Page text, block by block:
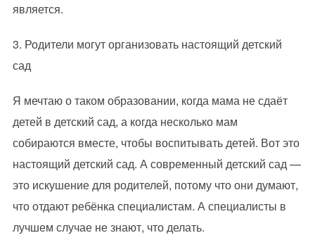
является.
3. Родители могут организовать настоящий детский
сад
Я мечтаю о таком образовании, когда мама не сдаёт
детей в детский сад, а когда несколько мам
собираются вместе, чтобы воспитывать детей. Вот это
настоящий детский сад. А современный детский сад —
это искушение для родителей, потому что они думают,
что отдают ребёнка специалистам. А специалисты в
лучшем случае не знают, что делать.